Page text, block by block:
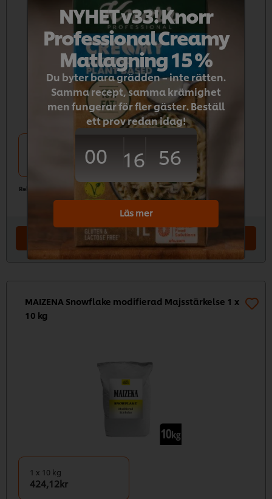
Rekommenderat pris
Lägg i kundvagn
MAIZENA Snowflake modifierad Majsstärkelse 1 x
10 kg
1 x 10 kg
424,12kr
NYHET v33! Knorr
Professional Creamy
Matlagning 15 %
Du byter bara grädden – inte rätten.
Samma recept, samma krämighet
men fungerar för fler gäster. Beställ
ett prov redan idag!
00 16 56
Läs mer